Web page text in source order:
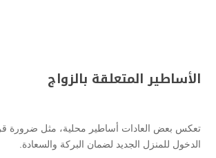
الأساطير المتعلقة بالزواج
تعكس بعض العادات أساطير محلية، مثل ضرورة
الدخول للمنزل الجديد لضمان البركة والسعادة.